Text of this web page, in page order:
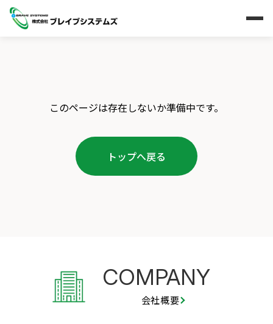
このページは存在しないか準備中です。
トップへ戻る
COMPANY
会社概要